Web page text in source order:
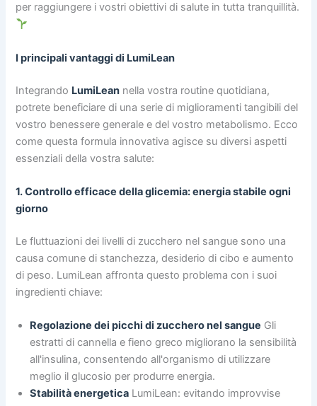
per raggiungere i vostri obiettivi di salute in tutta tranquillità.
I principali vantaggi di LumiLean
Integrando LumiLean nella vostra routine quotidiana,
potrete beneficiare di una serie di miglioramenti tangibili del
vostro benessere generale e del vostro metabolismo. Ecco
come questa formula innovativa agisce su diversi aspetti
essenziali della vostra salute:
1. Controllo efficace della glicemia: energia stabile ogni
giorno
Le fluttuazioni dei livelli di zucchero nel sangue sono una
causa comune di stanchezza, desiderio di cibo e aumento
di peso. LumiLean affronta questo problema con i suoi
ingredienti chiave:
Regolazione dei picchi di zucchero nel sangue Gli
estratti di cannella e fieno greco migliorano la sensibilità
all'insulina, consentendo all'organismo di utilizzare
meglio il glucosio per produrre energia.
Stabilità energetica LumiLean: evitando improvvise